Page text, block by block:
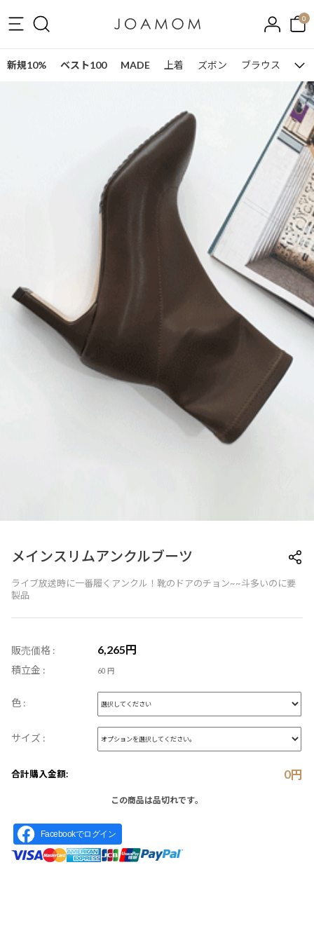
0
新規10% ベスト100 MADE 上着 ズボン ブラウス ワ
メインスリムアンクルブーツ
ライブ放送時に一番履くアンクル！靴のドアのチョン~~斗多いのに要
製品
販売価格 : 6,265 円
積立金 : 60 円
色 :
サイズ :
合計購入金額: 0円
この商品は品切れです。
Facebookでログイン